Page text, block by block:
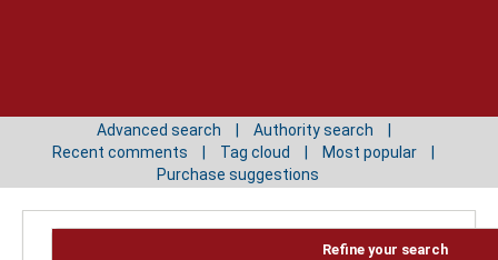
Advanced search
Authority search
Recent comments
Tag cloud
Most popular
Purchase suggestions
Refine your search